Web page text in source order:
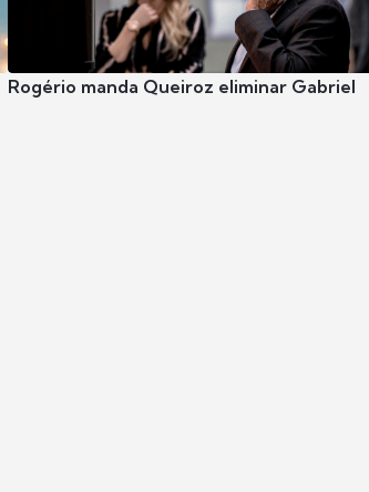
Rogério manda Queiroz eliminar Gabriel